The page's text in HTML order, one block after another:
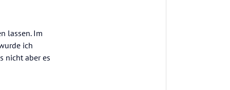
lassen. Im
ich
nicht aber es